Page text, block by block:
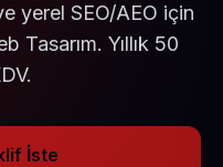
yerel SEO/AEO için
Tasarım. Yıllık 50
İste